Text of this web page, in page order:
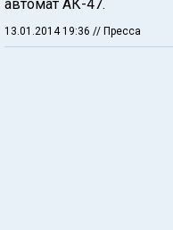
автомат АК-47.
13.01.2014 19:36 // Пресса